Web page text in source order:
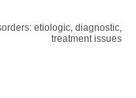
etiologic, diagnostic,
treatment issues